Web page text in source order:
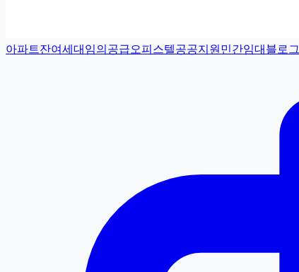
아파트잔여세대 임의공급오피스텔공공지원민간임대 블로그